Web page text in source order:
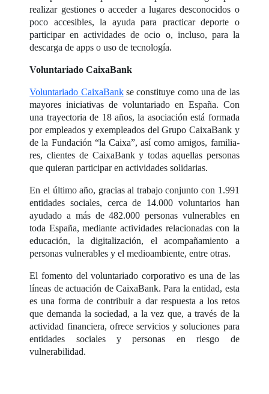
realizar gestiones o acceder a lugares desconocidos o
poco accesibles, la ayuda para practicar deporte o
participar en actividades de ocio o, incluso, para la
descarga de apps o uso de tecnología.
Voluntariado CaixaBank
Voluntariado CaixaBankse constituye como una de las
mayores iniciativas de voluntariado en España. Con
una trayectoria de 18 años, la asociación está formada
por empleados y exempleados del Grupo CaixaBank y
de la Fundación “la Caixa”, así como amigos, familia-
res, clientes de CaixaBank y todas aquellas personas
que quieran participar en actividades solidarias.
En el último año, gracias al trabajo conjunto con 1.991
entidades sociales, cerca de 14.000 voluntarios han
ayudado a más de 482.000 personas vulnerables en
toda España, mediante actividades relacionadas con la
educación, la digitalización, el acompañamiento a
personas vulnerables y el medioambiente, entre otras.
El fomento del voluntariado corporativo es una de las
líneas de actuación de CaixaBank. Para la entidad, esta
es una forma de contribuir a dar respuesta a los retos
que demanda la sociedad, a la vez que, a través de la
actividad financiera, ofrece servicios y soluciones para
entidades sociales y personas en riesgo de
vulnerabilidad.